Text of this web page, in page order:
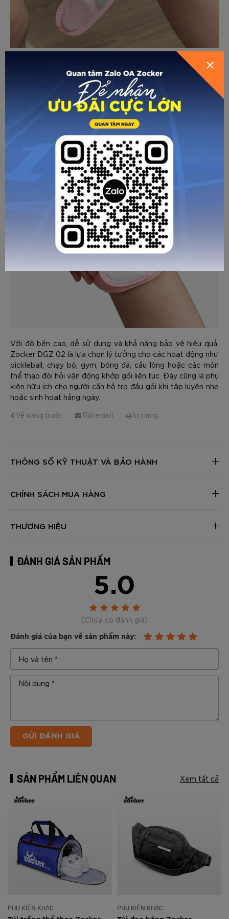
Bề mặt vải được xử lý thoáng khí, hỗ trợ lưu thông không
khí và hạn chế tích tụ mồ hôi, giúp đầu gối luôn khô ráo và
dễ chịu trong suốt quá trình vận động. Đai bảo vệ đầu gối
Zocker DGZ 02 phù hợp cho cả nam và nữ, vừa đảm bảo
tính thể thao vừa mang yếu tố thẩm mỹ.
Với độ bền cao, dễ sử dụng và khả năng bảo vệ hiệu quả,
Zocker DGZ 02 là lựa chọn lý tưởng cho các hoạt động như
pickleball, chạy bộ, gym, bóng đá, cầu lông hoặc các môn
thể thao đòi hỏi vận động khớp gối liên tục. Đây cũng là phụ
kiện hữu ích cho người cần hỗ trợ đầu gối khi tập luyện nhẹ
hoặc sinh hoạt hằng ngày.
Về trang trước
Gửi email In trang
THÔNG SỐ KỸ THUẬT VÀ BẢO HÀNH
CHÍNH SÁCH MUA HÀNG
THƯƠNG HIỆU
ĐÁNH GIÁ SẢN PHẨM
5.0
(Chưa có đánh giá)
Đánh giá của bạn về sản phẩm này:
GỬI ĐÁNH GIÁ
SẢN PHẨM LIÊN QUAN Xem tất cả
PHỤ KIỆN KHÁC PHỤ KIỆN KHÁC
HƯỚNG DẪN CHỌN SIZE
GỬI THÔNG TIN ĐỂ ZOCKER TƯ
VẤN CHO BẠN
HỦY